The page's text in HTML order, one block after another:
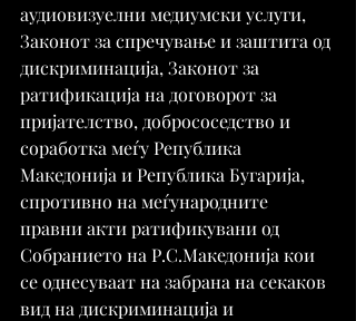
аудиовизуелни медиумски услуги,
Законот за спречување и заштита од
дискриминација, Законот за
ратификација на договорот за
пријателство, добрососедство и
соработка меѓу Република
Македонија и Република Бугарија,
спротивно на меѓународните
правни акти ратификувани од
Собранието на Р.С.Македонија кои
се однесуваат на забрана на секаков
вид на дискриминација и